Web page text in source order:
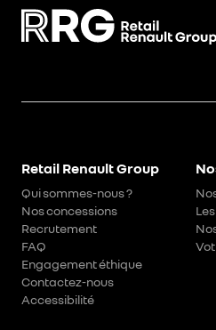
Retail Renault Group
Qui sommes-nous ?
Nos concessions
Recrutement
FAQ
Engagement éthique
Contactez-nous
Accessibilité